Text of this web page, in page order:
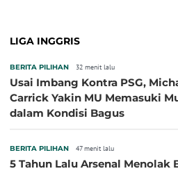
LIGA INGGRIS
BERITA PILIHAN 32 menit lalu
Usai Imbang Kontra PSG,
Carrick Yakin MU Memasuki
dalam Kondisi Bagus
BERITA PILIHAN 47 menit lalu
5 Tahun Lalu Arsenal Menolak